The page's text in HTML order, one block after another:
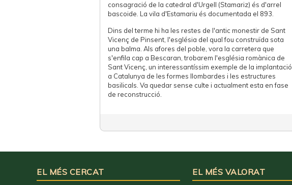
consagració de la catedral d'Urgell (Stamariz) és d'arrel
bascoide. La vila d'Estamariu és documentada el 893.
Dins del terme hi ha les restes de l'antic monestir de Sant
Vicenç de Pinsent, l'església del qual fou construïda sota
una balma. Als afores del poble, vora la carretera que
s'enfila cap a Bescaran, trobarem l'església romànica de
Sant Vicenç, un interessantíssim exemple de la implantació
a Catalunya de les formes llombardes i les estructures
basilicals. Va quedar sense culte i actualment esta en fase
de reconstrucció.
EL MÉS CERCAT EL MÉS VALORAT